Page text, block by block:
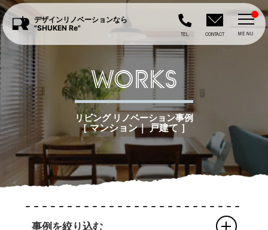
デザインリノベーションなら
"SHUKEN Re"
TEL CONTACT MENU
WORKS
リビング リノベーション事例
［ マンション｜ 戸建て ］
事例を絞り込む